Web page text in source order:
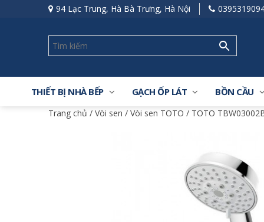
94 Lạc Trung, Hà Bà Trưng, Hà Nội
THIẾT BỊ NHÀ BẾP GẠCH ỐP LÁT BỒN CẦU
Trang chủ / Vòi sen / Vòi sen TOTO / TOTO